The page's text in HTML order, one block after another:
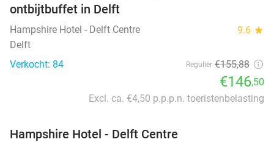
ontbijtbuffet in Delft
Hampshire Hotel - Delft Centre 9.6 star
Delft
Verkocht: 84
Regulier €155,88
€146,50
Excl. ca. €4,50 p.p.p.n. toeristenbelasting
Hampshire Hotel - Delft Centre